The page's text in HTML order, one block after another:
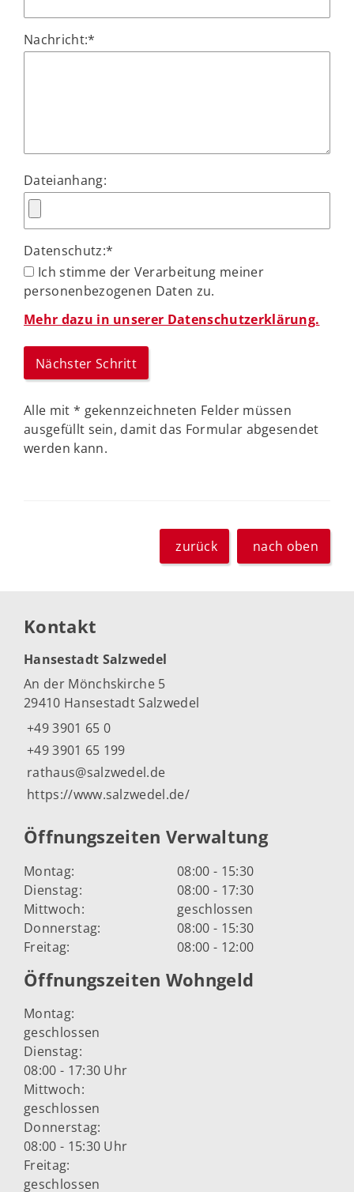
Nachricht:*
Dateianhang:
Datenschutz:*
Ich stimme der Verarbeitung meiner
personenbezogenen Daten zu.
Mehr dazu in unserer Datenschutzerklärung.
Alle mit * gekennzeichneten Felder müssen
ausgefüllt sein, damit das Formular abgesendet
werden kann.
zurück nach oben
Kontakt
Hansestadt Salzwedel
An der Mönchskirche 5
29410 Hansestadt Salzwedel
+49 3901 65 0
+49 3901 65 199
rathaus@salzwedel.de
https://www.salzwedel.de/
Öffnungszeiten Verwaltung
Montag:
08:00 - 15:30
Dienstag:
08:00 - 17:30
Mittwoch:
geschlossen
Donnerstag:
08:00 - 15:30
Freitag:
08:00 - 12:00
Öffnungszeiten Wohngeld
Montag:
geschlossen
Dienstag:
08:00 - 17:30 Uhr
Mittwoch:
geschlossen
Donnerstag:
08:00 - 15:30 Uhr
Freitag:
geschlossen